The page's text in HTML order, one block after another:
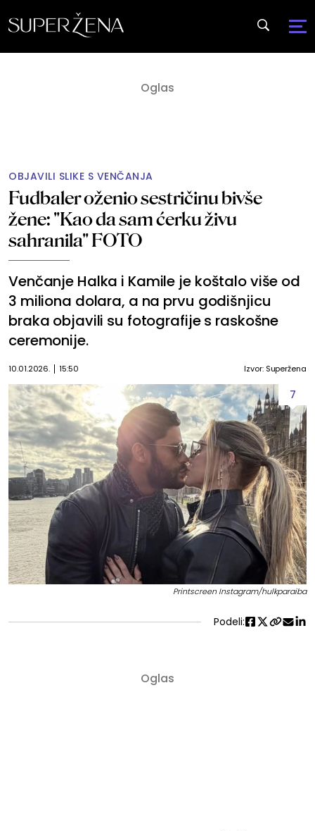
OBJAVILI SLIKE S VENČANJA
Fudbaler oženio sestričinu bivše
žene: "Kao da sam ćerku živu
sahranila" FOTO
Venčanje Halka i Kamile je koštalo više od
3 miliona dolara, a na prvu godišnjicu
braka objavili su fotografije s raskošne
ceremonije.
10.01.2026. 15:50 Izvor: Superžena
7
Printscreen Instagram/hulkparaiba
Podeli: